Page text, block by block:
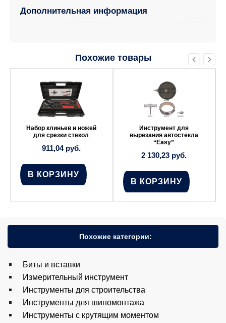
Дополнительная информация
Похожие товары
Набор клиньев и ножей
для срезки стекол
911,04 руб.
В КОРЗИНУ
Инструмент для
вырезания автостекла
“Easy”
2 130,23 руб.
В КОРЗИНУ
Похожие категории:
Биты и вставки
Измерительный инструмент
Инструменты для строительства
Инструменты для шиномонтажа
Инструменты с крутящим моментом